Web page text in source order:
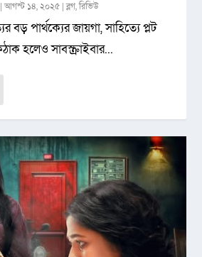
আগস্ট ১৪, ২০২৫ |ব্লগ,রিভিউ
বড় পার্থক্যের জায়গা, সাহিত্যে প্লট
হলেও সাবস্ক্রাইবার...